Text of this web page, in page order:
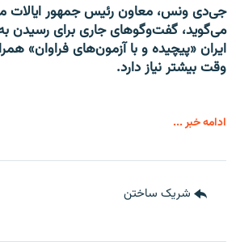
جی‌دی ونس، معاون رئیس جمهور ایالات
می‌گوید، گفت‌وگوهای جاری برای رسیدن
ایران «پیچیده و با آزمون‌های فراوان»
وقت بیشتر نیاز دارد.
ادامه خبر ...
شریک ساختن